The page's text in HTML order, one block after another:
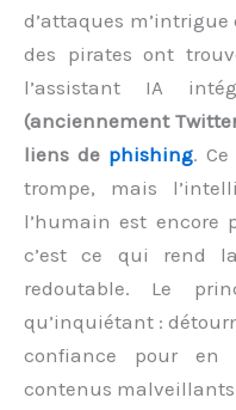
d’attaques
des pirates ont
l’assistant IA
(anciennement
liens de phishing.
trompe, mais
l’humain est
c’est ce qui rend
redoutable. Le
qu’inquiétant :
confiance pour
contenus